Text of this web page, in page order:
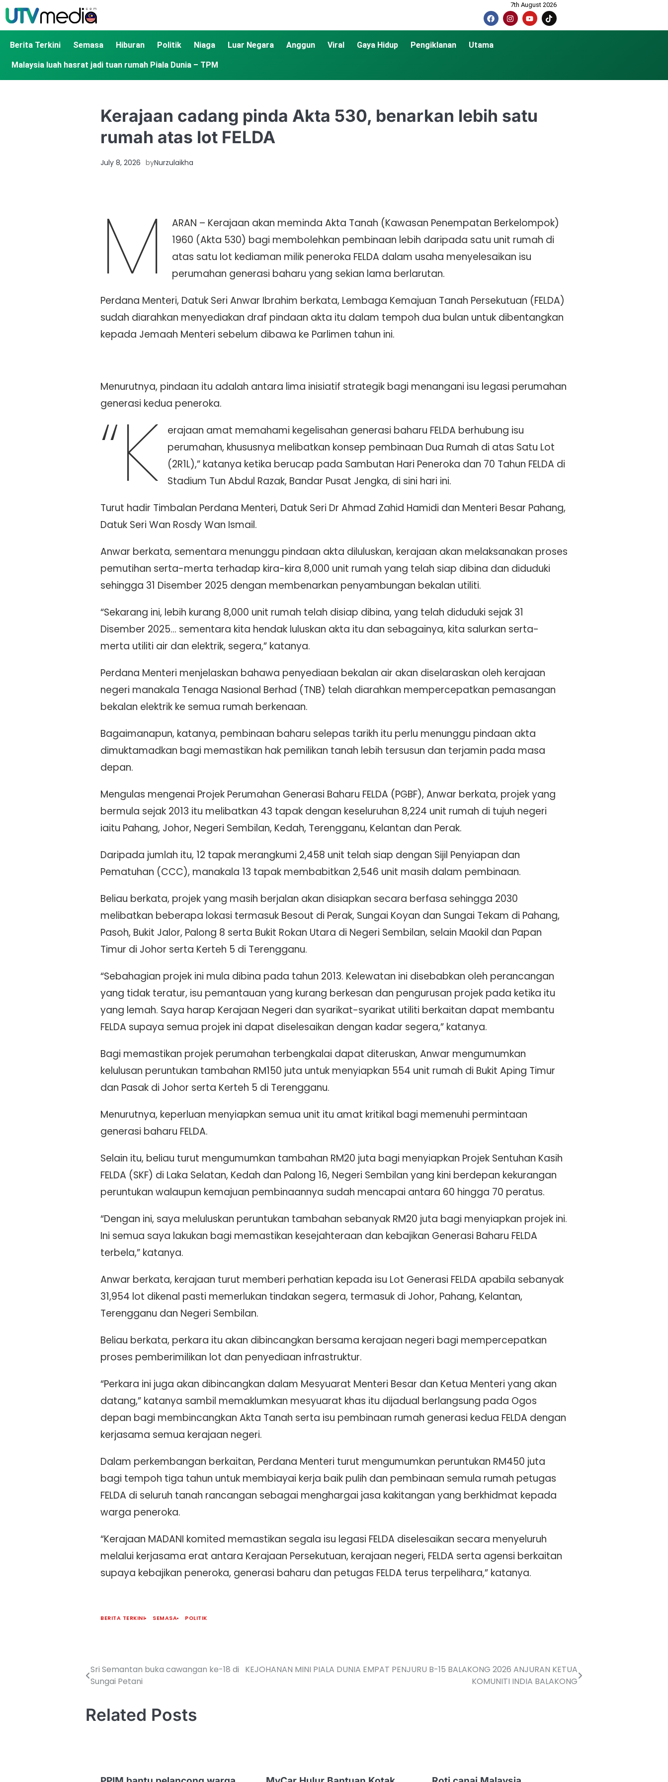
7th August 2026
Berita Terkini Semasa Hiburan Politik Niaga Luar Negara Anggun Viral Gaya Hidup Pengiklanan Utama
Malaysia luah hasrat jadi tuan rumah Piala Dunia – TPM
Kerajaan cadang pinda Akta 530, benarkan lebih satu
rumah atas lot FELDA
July 8, 2026 byNurzulaikha
M
ARAN – Kerajaan akan meminda Akta Tanah (Kawasan Penempatan Berkelompok)
1960 (Akta 530) bagi membolehkan pembinaan lebih daripada satu unit rumah di
atas satu lot kediaman milik peneroka FELDA dalam usaha menyelesaikan isu
perumahan generasi baharu yang sekian lama berlarutan.
Perdana Menteri, Datuk Seri Anwar Ibrahim berkata, Lembaga Kemajuan Tanah Persekutuan (FELDA)
sudah diarahkan menyediakan draf pindaan akta itu dalam tempoh dua bulan untuk dibentangkan
kepada Jemaah Menteri sebelum dibawa ke Parlimen tahun ini.
Menurutnya, pindaan itu adalah antara lima inisiatif strategik bagi menangani isu legasi perumahan
generasi kedua peneroka.
“K
erajaan amat memahami kegelisahan generasi baharu FELDA berhubung isu
perumahan, khususnya melibatkan konsep pembinaan Dua Rumah di atas Satu Lot
(2R1L),” katanya ketika berucap pada Sambutan Hari Peneroka dan 70 Tahun FELDA di
Stadium Tun Abdul Razak, Bandar Pusat Jengka, di sini hari ini.
Turut hadir Timbalan Perdana Menteri, Datuk Seri Dr Ahmad Zahid Hamidi dan Menteri Besar Pahang,
Datuk Seri Wan Rosdy Wan Ismail.
Anwar berkata, sementara menunggu pindaan akta diluluskan, kerajaan akan melaksanakan proses
pemutihan serta-merta terhadap kira-kira 8,000 unit rumah yang telah siap dibina dan diduduki
sehingga 31 Disember 2025 dengan membenarkan penyambungan bekalan utiliti.
“Sekarang ini, lebih kurang 8,000 unit rumah telah disiap dibina, yang telah diduduki sejak 31
Disember 2025… sementara kita hendak luluskan akta itu dan sebagainya, kita salurkan serta-
merta utiliti air dan elektrik, segera,” katanya.
Perdana Menteri menjelaskan bahawa penyediaan bekalan air akan diselaraskan oleh kerajaan
negeri manakala Tenaga Nasional Berhad (TNB) telah diarahkan mempercepatkan pemasangan
bekalan elektrik ke semua rumah berkenaan.
Bagaimanapun, katanya, pembinaan baharu selepas tarikh itu perlu menunggu pindaan akta
dimuktamadkan bagi memastikan hak pemilikan tanah lebih tersusun dan terjamin pada masa
depan.
Mengulas mengenai Projek Perumahan Generasi Baharu FELDA (PGBF), Anwar berkata, projek yang
bermula sejak 2013 itu melibatkan 43 tapak dengan keseluruhan 8,224 unit rumah di tujuh negeri
iaitu Pahang, Johor, Negeri Sembilan, Kedah, Terengganu, Kelantan dan Perak.
Daripada jumlah itu, 12 tapak merangkumi 2,458 unit telah siap dengan Sijil Penyiapan dan
Pematuhan (CCC), manakala 13 tapak membabitkan 2,546 unit masih dalam pembinaan.
Beliau berkata, projek yang masih berjalan akan disiapkan secara berfasa sehingga 2030
melibatkan beberapa lokasi termasuk Besout di Perak, Sungai Koyan dan Sungai Tekam di Pahang,
Pasoh, Bukit Jalor, Palong 8 serta Bukit Rokan Utara di Negeri Sembilan, selain Maokil dan Papan
Timur di Johor serta Kerteh 5 di Terengganu.
“Sebahagian projek ini mula dibina pada tahun 2013. Kelewatan ini disebabkan oleh perancangan
yang tidak teratur, isu pemantauan yang kurang berkesan dan pengurusan projek pada ketika itu
yang lemah. Saya harap Kerajaan Negeri dan syarikat-syarikat utiliti berkaitan dapat membantu
FELDA supaya semua projek ini dapat diselesaikan dengan kadar segera,” katanya.
Bagi memastikan projek perumahan terbengkalai dapat diteruskan, Anwar mengumumkan
kelulusan peruntukan tambahan RM150 juta untuk menyiapkan 554 unit rumah di Bukit Aping Timur
dan Pasak di Johor serta Kerteh 5 di Terengganu.
Menurutnya, keperluan menyiapkan semua unit itu amat kritikal bagi memenuhi permintaan
generasi baharu FELDA.
Selain itu, beliau turut mengumumkan tambahan RM20 juta bagi menyiapkan Projek Sentuhan Kasih
FELDA (SKF) di Laka Selatan, Kedah dan Palong 16, Negeri Sembilan yang kini berdepan kekurangan
peruntukan walaupun kemajuan pembinaannya sudah mencapai antara 60 hingga 70 peratus.
“Dengan ini, saya meluluskan peruntukan tambahan sebanyak RM20 juta bagi menyiapkan projek ini.
Ini semua saya lakukan bagi memastikan kesejahteraan dan kebajikan Generasi Baharu FELDA
terbela,” katanya.
Anwar berkata, kerajaan turut memberi perhatian kepada isu Lot Generasi FELDA apabila sebanyak
31,954 lot dikenal pasti memerlukan tindakan segera, termasuk di Johor, Pahang, Kelantan,
Terengganu dan Negeri Sembilan.
Beliau berkata, perkara itu akan dibincangkan bersama kerajaan negeri bagi mempercepatkan
proses pemberimilikan lot dan penyediaan infrastruktur.
“Perkara ini juga akan dibincangkan dalam Mesyuarat Menteri Besar dan Ketua Menteri yang akan
datang,” katanya sambil memaklumkan mesyuarat khas itu dijadual berlangsung pada Ogos
depan bagi membincangkan Akta Tanah serta isu pembinaan rumah generasi kedua FELDA dengan
kerjasama semua kerajaan negeri.
Dalam perkembangan berkaitan, Perdana Menteri turut mengumumkan peruntukan RM450 juta
bagi tempoh tiga tahun untuk membiayai kerja baik pulih dan pembinaan semula rumah petugas
FELDA di seluruh tanah rancangan sebagai menghargai jasa kakitangan yang berkhidmat kepada
warga peneroka.
“Kerajaan MADANI komited memastikan segala isu legasi FELDA diselesaikan secara menyeluruh
melalui kerjasama erat antara Kerajaan Persekutuan, kerajaan negeri, FELDA serta agensi berkaitan
supaya kebajikan peneroka, generasi baharu dan petugas FELDA terus terpelihara,” katanya.
BERITA TERKINI SEMASA POLITIK
Sri Semantan buka cawangan ke-18 di
Sungai Petani
KEJOHANAN MINI PIALA DUNIA EMPAT PENJURU B-15 BALAKONG 2026 ANJURAN KETUA
KOMUNITI INDIA BALAKONG
Related Posts